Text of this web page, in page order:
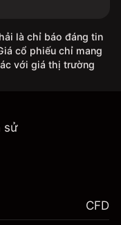
là chỉ báo đáng tin
cổ phiếu chỉ mang
với giá thị trường
sử
CFD